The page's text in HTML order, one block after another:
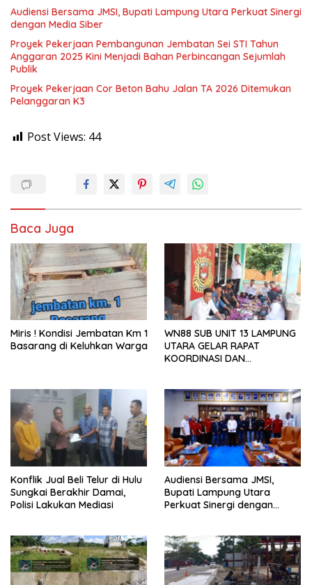
Audiensi Bersama JMSI, Bupati Lampung Utara Perkuat Sinergi
dengan Media Siber
Proyek Pekerjaan Pembangunan Jembatan Sei STI Tahun
Anggaran 2025 Kini Menjadi Bahan Perbincangan Sejumlah
Publik
Proyek Pekerjaan Cor Beton Bahu Jalan TA 2026 Ditemukan
Pelanggaran K3
Post Views: 44
Baca Juga
Miris ! Kondisi Jembatan Km 1
Basarang di Keluhkan Warga
WN88 SUB UNIT 13 LAMPUNG
UTARA GELAR RAPAT
KOORDINASI DAN
Konflik Jual Beli Telur di Hulu
Sungkai Berakhir Damai,
Polisi Lakukan Mediasi
Audiensi Bersama JMSI,
Bupati Lampung Utara
Perkuat Sinergi dengan